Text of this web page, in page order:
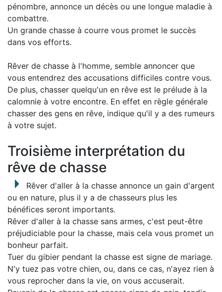
pénombre, annonce un décès ou une longue maladie à
combattre.
Un grande chasse à courre vous promet le succès
dans vos efforts.
Rêver de chasse à l'homme, semble annoncer que
vous entendrez des accusations difficiles contre vous.
De plus, chasser quelqu'un en rêve est le prélude à la
calomnie à votre encontre. En effet en règle générale
chasser des gens en rêve, indique qu'il y a des rumeurs
à votre sujet.
Troisième interprétation du
rêve de chasse
Rêver d'aller à la chasse annonce un gain d'argent
ou en nature, plus il y a de chasseurs plus les
bénéfices seront importants.
Rêver d'aller à la chasse sans armes, c'est peut-être
préjudiciable pour la chasse, mais cela vous promet un
bonheur parfait.
Tuer du gibier pendant la chasse est signe de mariage.
N'y tuez pas votre chien, ou, dans ce cas, n'ayez rien à
vous reprocher dans la vie, on vous accuserait.